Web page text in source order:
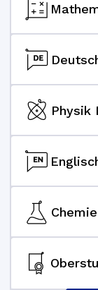
Physik